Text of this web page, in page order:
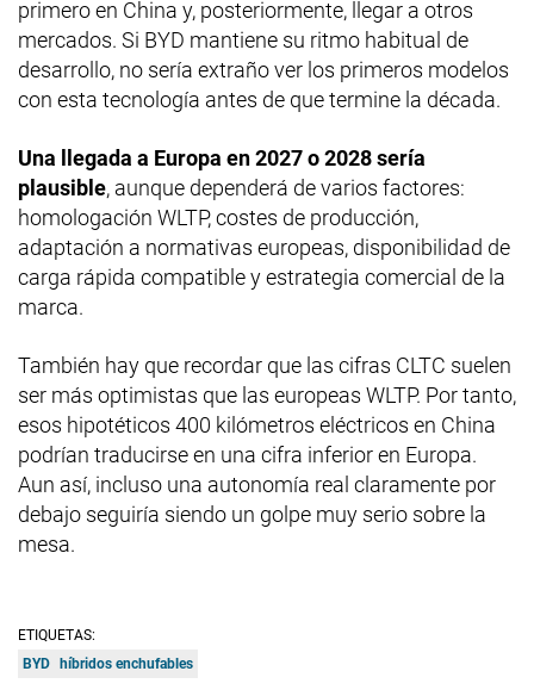
primero en China y, posteriormente, llegar a otros
mercados. Si BYD mantiene su ritmo habitual de
desarrollo, no sería extraño ver los primeros modelos
con esta tecnología antes de que termine la década.
Una llegada a Europa en 2027 o 2028 sería
plausible, aunque dependerá de varios factores:
homologación WLTP, costes de producción,
adaptación a normativas europeas, disponibilidad de
carga rápida compatible y estrategia comercial de la
marca.
También hay que recordar que las cifras CLTC suelen
ser más optimistas que las europeas WLTP. Por tanto,
esos hipotéticos 400 kilómetros eléctricos en China
podrían traducirse en una cifra inferior en Europa.
Aun así, incluso una autonomía real claramente por
debajo seguiría siendo un golpe muy serio sobre la
mesa.
ETIQUETAS:
BYD híbridos enchufables